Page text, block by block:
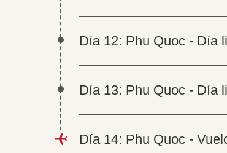
Día 12: Phu Quoc - Día
Día 13: Phu Quoc - Día
Día 14: Phu Quoc -